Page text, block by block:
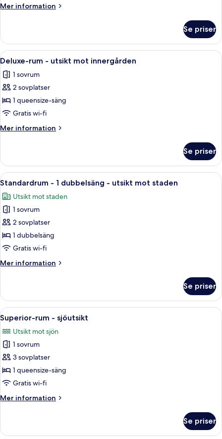
mot
Mer information
Mer
rum
utsikt
staden
Se priser
Öppna
alla
foton
för
Deluxe-
rum
-
utsikt
innergården
Ett hotellrum med en stor säng, en
6
Deluxe-rum - utsikt mot innergården
1 sovrum
2 sovplatser
1 queensize-säng
Gratis wi-fi
Mer information
Mer
rum
utsikt
innergården
Se priser
Öppna
alla
foton
för
Standardrum
-
1
-
staden
Ett sovrum med en stor säng, två
6
Standardrum - 1 dubbelsäng - utsikt mot staden
Utsikt mot staden
1 sovrum
2 sovplatser
1 dubbelsäng
Gratis wi-fi
Mer information
Mer
-
dubbelsäng
utsikt
mot
Se priser
Öppna
alla
foton
för
Superior-
rum
-
Ett hotellrum med ett stort fönster,
6
Superior-rum - sjöutsikt
Utsikt mot sjön
1 sovrum
3 sovplatser
1 queensize-säng
Gratis wi-fi
Mer information
Mer
rum
Se priser